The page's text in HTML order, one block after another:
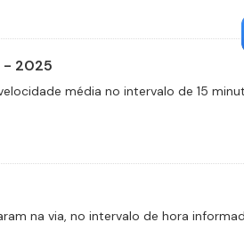
- 2025
média no intervalo de 15
na via, no intervalo de hora